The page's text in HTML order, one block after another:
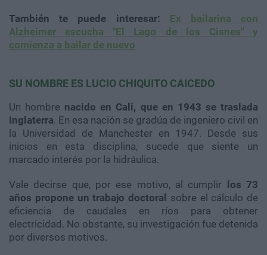
También te puede interesar: Ex bailarina con
Alzheimer escucha "El Lago de los Cisnes" y
comienza a bailar de nuevo
SU NOMBRE ES LUCIO CHIQUITO CAICEDO
Un hombre nacido en Cali, que en 1943 se traslada
Inglaterra. En esa nación se gradúa de ingeniero civil en
la Universidad de Manchester en 1947. Desde sus
inicios en esta disciplina, sucede que siente un
marcado interés por la hidráulica.
Vale decirse que, por ese motivo, al cumplir los 73
años propone un trabajo doctoral sobre el cálculo de
eficiencia de caudales en ríos para obtener
electricidad. No obstante, su investigación fue detenida
por diversos motivos.